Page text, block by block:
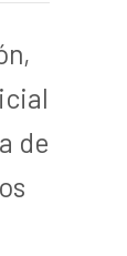
de